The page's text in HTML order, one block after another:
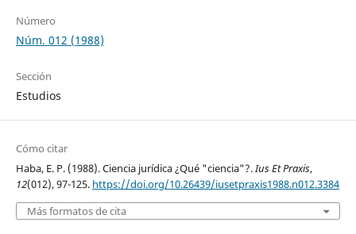
Número
Núm. 012 (1988)
Sección
Estudios
Cómo citar
Haba, E. P. (1988). Ciencia jurídica ¿Qué "ciencia"?.Ius Et Praxis,
12(012), 97-125. https://doi.org/10.26439/iusetpraxis1988.n012.3384
Más formatos de cita